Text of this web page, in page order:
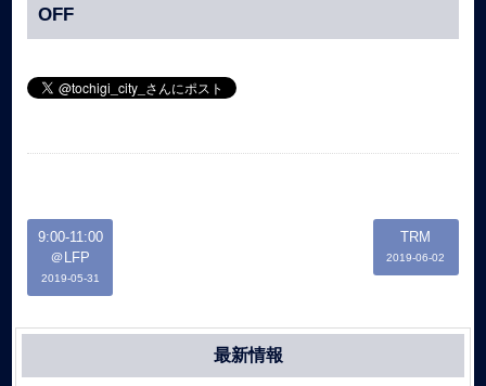
OFF
9:00-11:00
＠LFP
2019-05-31
TRM
2019-06-02
最新情報